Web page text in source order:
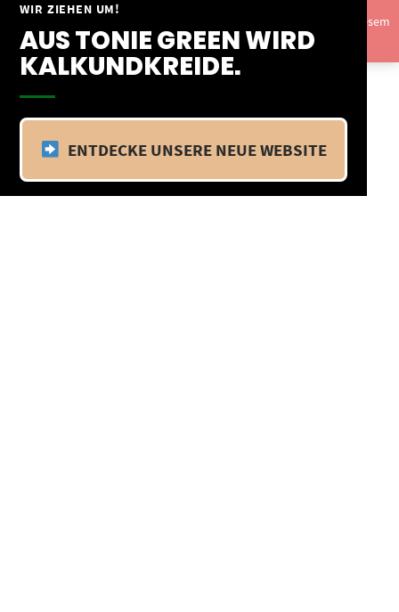
WIR ZIEHEN UM!
AUS TONIE GREEN WIRD
KALKUNDKREIDE.
ENTDECKE UNSERE NEUE WEBSITE
Springe
Inhalt
Vom 09.04.25 - 20.04.25 befinden wir uns im Betriebsurlaub. In diesem
Zeitraum findet kein Versand statt.Ausblenden